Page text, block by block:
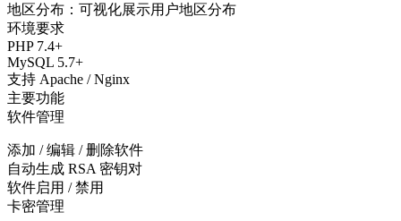
地区分布：可视化展示用户地区分布
环境要求
PHP 7.4+
MySQL 5.7+
支持 Apache / Nginx
主要功能
软件管理
添加 / 编辑 / 删除软件
自动生成 RSA 密钥对
软件启用 / 禁用
卡密管理